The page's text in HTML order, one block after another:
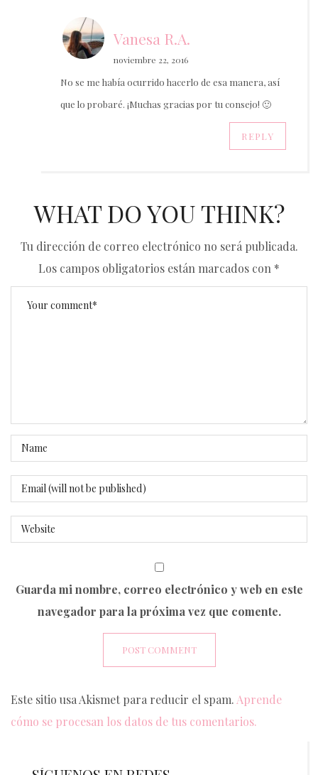
Vanesa R.A.
noviembre 22, 2016
No se me había ocurrido hacerlo de esa manera, así
que lo probaré. ¡Muchas gracias por tu consejo! 🙂
REPLY
WHAT DO YOU THINK?
Tu dirección de correo electrónico no será publicada.
Los campos obligatorios están marcados con *
Guarda mi nombre, correo electrónico y web en este
navegador para la próxima vez que comente.
Este sitio usa Akismet para reducir el spam.Aprende
cómo se procesan los datos de tus comentarios.